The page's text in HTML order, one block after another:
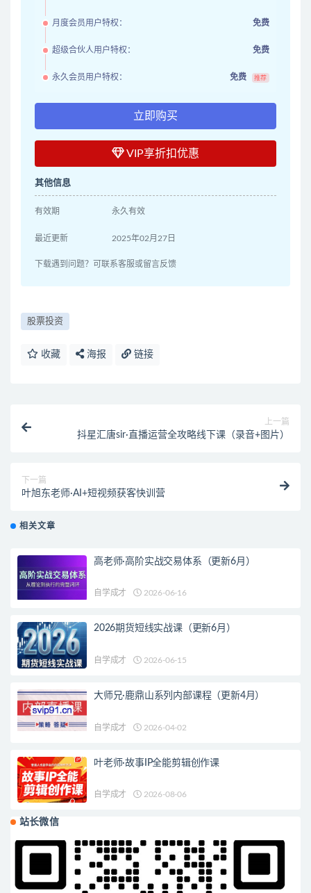
月度会员用户特权： 免费
超级合伙人用户特权： 免费
永久会员用户特权： 免费 推荐
立即购买
VIP享折扣优惠
其他信息
有效期 永久有效
最近更新 2025年02月27日
下载遇到问题？可联系客服或留言反馈
股票投资
收藏 海报 链接
上一篇
抖星汇唐sir·直播运营全攻略线下课（录音+图片）
下一篇
叶旭东老师·AI+短视频获客快训营
相关文章
高老师·高阶实战交易体系（更新6月）
自学成才 2026-06-16
2026期货短线实战课（更新6月）
自学成才 2026-06-15
大师兄·鹿鼎山系列内部课程（更新4月）
自学成才 2026-04-02
叶老师·故事IP全能剪辑创作课
自学成才 2026-08-06
站长微信